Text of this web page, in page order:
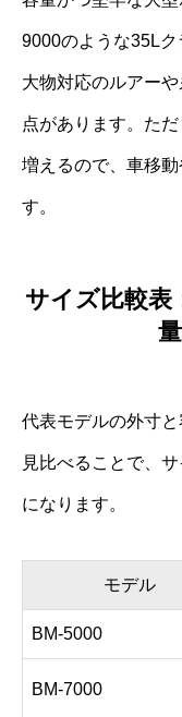
9000のような35Lク
大物対応のルアー
点があります。た
増えるので、車移
す。
サイズ比較表
代表モデルの外寸と
見比べることで、
になります。
モデル
BM-5000
BM-7000